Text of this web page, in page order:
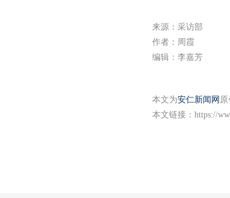
来源：采访部
作者：周霞
编辑：李嘉芳
本文为安仁新闻网 原
本文链接： https://